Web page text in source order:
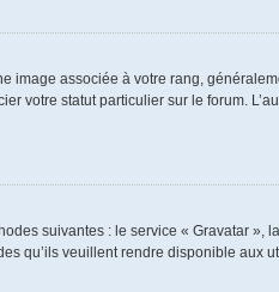
image associée à votre rang,
votre statut particulier sur le forum.
suivantes : le service « Gravatar »,
qu’ils veuillent rendre disponible aux